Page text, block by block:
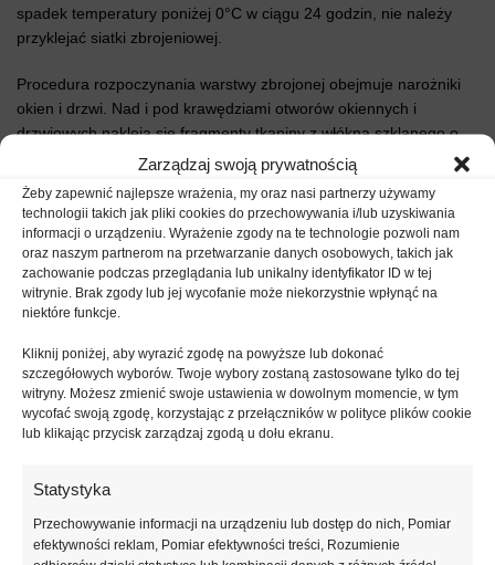
Zarządzaj swoją prywatnością
Żeby zapewnić najlepsze wrażenia, my oraz nasi partnerzy używamy
technologii takich jak pliki cookies do przechowywania i/lub uzyskiwania
informacji o urządzeniu. Wyrażenie zgody na te technologie pozwoli nam
oraz naszym partnerom na przetwarzanie danych osobowych, takich jak
zachowanie podczas przeglądania lub unikalny identyfikator ID w tej
witrynie. Brak zgody lub jej wycofanie może niekorzystnie wpłynąć na
niektóre funkcje.
Kliknij poniżej, aby wyrazić zgodę na powyższe lub dokonać
szczegółowych wyborów. Twoje wybory zostaną zastosowane tylko do tej
witryny. Możesz zmienić swoje ustawienia w dowolnym momencie, w tym
wycofać swoją zgodę, korzystając z przełączników w polityce plików cookie
lub klikając przycisk zarządzaj zgodą u dołu ekranu.
Statystyka
Przechowywanie informacji na urządzeniu lub dostęp do nich, Pomiar
efektywności reklam, Pomiar efektywności treści, Rozumienie
spadek temperatury poniżej 0°C w ciągu 24 godzin, nie należy
przyklejać siatki zbrojeniowej.
Procedura rozpoczynania warstwy zbrojonej obejmuje narożniki
okien i drzwi. Nad i pod krawędziami otworów okiennych i
drzwiowych nakleja się fragmenty tkaniny z włókna szklanego o
wymiarach minimum 25 x 35 cm, pod kątem 45°.
Sposób aplikacji zaprawy klejowej:
Zaprawę klejowąSYNTEKOL PSWnakłada się na płyty
styropianowe ciągłą warstwą o grubości 3–4 mm na szerokość 1
m, używając gładkiej strony pacy. Nakładanie kleju zaczyna się w
siatkowej. Następnie następuje równomierne przeczesanie kleju
zębatą stroną pacy o ząbkach o wymiarach 10 x 10 mm. Po
nałożeniu kleju należy natychmiast wtopić siatkę, używając
gładkiej strony pacy. Skrajny pas siatki wysuwa się poza narożnik
zatopieniu pierwszego pasa siatki, procedurę powtarza się na
układania siatki na zakład nie mniejszy niż 10 cm w pionie i w
poziomie. Grubość warstwy zbrojonej z jedną warstwą siatki